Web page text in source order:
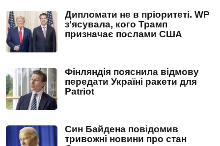
Дипломати не в пріоритеті. WP
з'ясувала, кого Трамп
призначає послами США
Фінляндія пояснила відмову
передати Україні ракети для
Patriot
Син Байдена повідомив
тривожні новини про стан